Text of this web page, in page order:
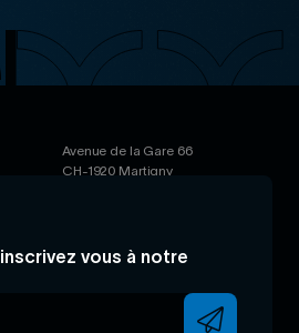
Avenue de la Gare 66
CH-1920 Martigny
inscrivez vous à notre